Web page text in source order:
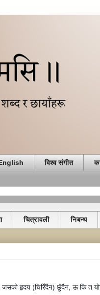
विश्व संगीत
चित्रावली निबन्ध
जसको हृदय (चिरिँदैन) छुँदैन, ऊ कि त